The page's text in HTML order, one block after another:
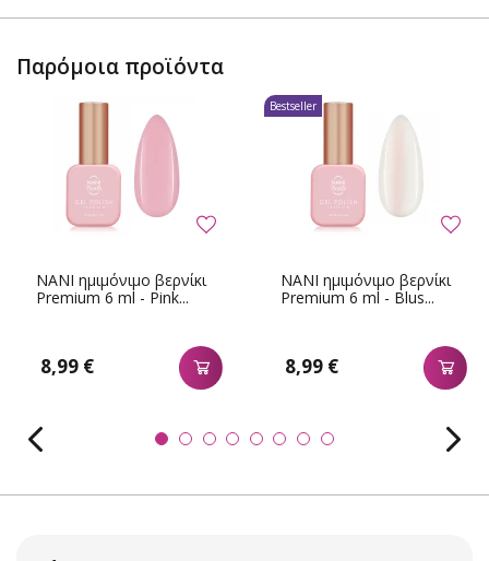
Παρόμοια προϊόντα
NANI ημιμόνιμο βερνίκι
Premium 6 ml - Pink...
8,99 €
NANI ημιμόνιμο βερνίκι
Premium 6 ml - Blus...
8,99 €
Bestseller